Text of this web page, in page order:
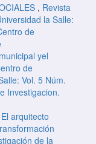
, Revista
la Salle:
de
yel
de
Vol. 5 Núm.
Investigacion.
El arquitecto
de la